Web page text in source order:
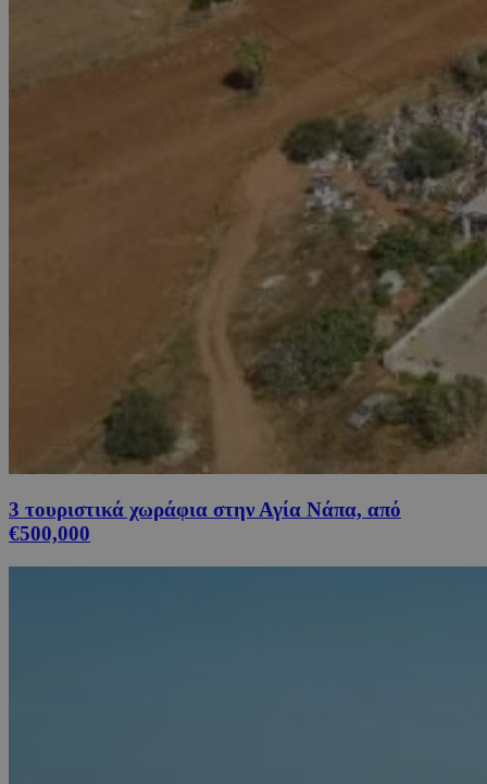
3 τουριστικά χωράφια στην Αγία Νάπα, από
€500,000